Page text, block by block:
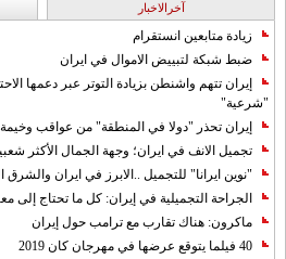
آخرالاخبار
زيادة متابعين انستقرام
ضبط شبكة لتبييض الاموال في ايران
إيران تتهم واشنطن بزيادة التوتر عبر دعمها
"شرعية"
إيران تحذر "دولا في المنطقة" من عواقب
تجميل الانف في ايران؛ وجهة الجمال الأكثر
"نوين ايرانا" للتجميل ..الابرز في ايران والشرق
الجراحة التجميلية في إيران: كل ما تحتاج إلى
ماكرون: هناك تقارب مع ترامب حول إيران
40 فيلما يتوقع عرضها في مهرجان كان 2019